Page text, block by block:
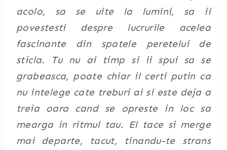
acolo, sa se uite la lumini, sa ii
povestesti despre lucrurile acelea
fascinante din spatele peretelui de
sticla. Tu nu ai timp si ii spui sa se
grabeasca, poate chiar il certi putin ca
nu intelege cate treburi ai si este deja a
treia oara cand se opreste in loc sa
mearga in ritmul tau. El tace si merge
mai departe, tacut, tinandu-te strans